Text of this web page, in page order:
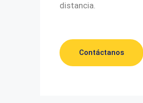
distancia.
Contáctanos